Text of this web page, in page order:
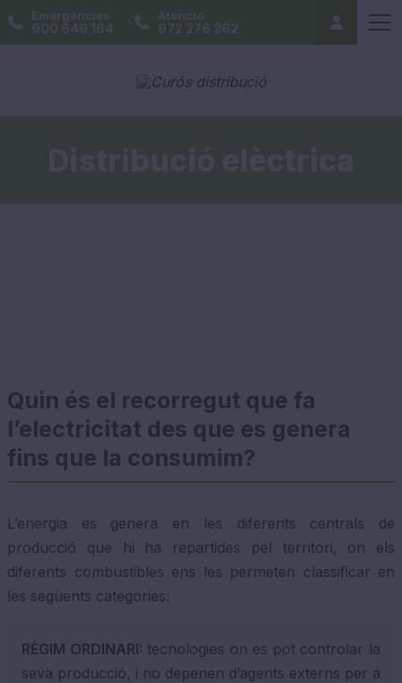
Emergències
900 649 164
Atenció
972 276 262
Quin és el recorregut que fa
l’electricitat des que es genera
fins que la consumim?
L’energia es genera en les diferents centrals de
producció que hi ha repartides pel territori, on els
diferents combustibles ens les permeten classificar en
les següents categories:
RÈGIM ORDINARI: tecnologies on es pot controlar la
seva producció, i no depenen d’agents externs per a